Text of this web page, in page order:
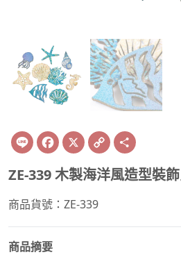
Line Facebook
X Copy
Link
ZE-339 木製海洋風造型裝
商品貨號：ZE-339
商品摘要